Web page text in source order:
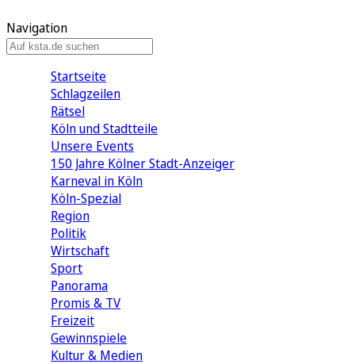
Navigation
Startseite
Schlagzeilen
Rätsel
Köln und Stadtteile
Unsere Events
150 Jahre Kölner Stadt-Anzeiger
Karneval in Köln
Köln-Spezial
Region
Politik
Wirtschaft
Sport
Panorama
Promis & TV
Freizeit
Gewinnspiele
Kultur & Medien